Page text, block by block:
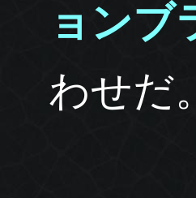
ョンブ
わせだ。